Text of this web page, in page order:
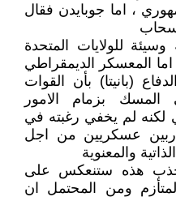
، اما جوبايدن فقال
للولايات المتحدة
اما المعسكر الديمقراطي
(بانيتا) بأن القوات
المسك بزمام الامور
لكنه لم يخفي رغبته في
عسكريين من اجل
والمعنوية
هذه ستنعكس على
ومن المحتمل ان